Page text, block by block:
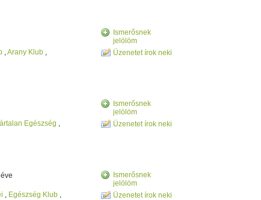
,Arany Klub ,
Ismerősnek
jelölöm
Üzenetet írok neki
Egészség ,
Ismerősnek
jelölöm
Üzenetet írok neki
, Egészség Klub ,
Ismerősnek
jelölöm
Üzenetet írok neki